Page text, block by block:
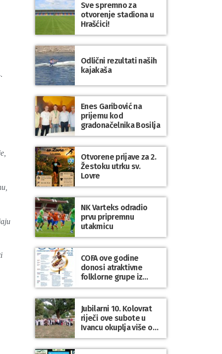
Sve spremno za
otvorenje stadiona u
Hrašćici!
Odlični rezultati naših
kajakaša
Enes Garibović na
prijemu kod
gradonačelnika Bosilja
Otvorene prijave za 2.
Žestoku utrku sv.
Lovre
NK Varteks odradio
prvu pripremnu
utakmicu
COFA ove godine
donosi atraktivne
folklorne grupe iz
Poljske, Škotske, Litve
i Uskršnjih otoka
Jubilarni 10. Kolovrat
riječi ove subote u
Ivancu okuplja više od
50 pjesnika